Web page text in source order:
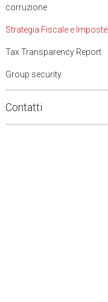
corruzione
Strategia Fiscale e Imposte
Tax Transparency Report
Group security
Contatti